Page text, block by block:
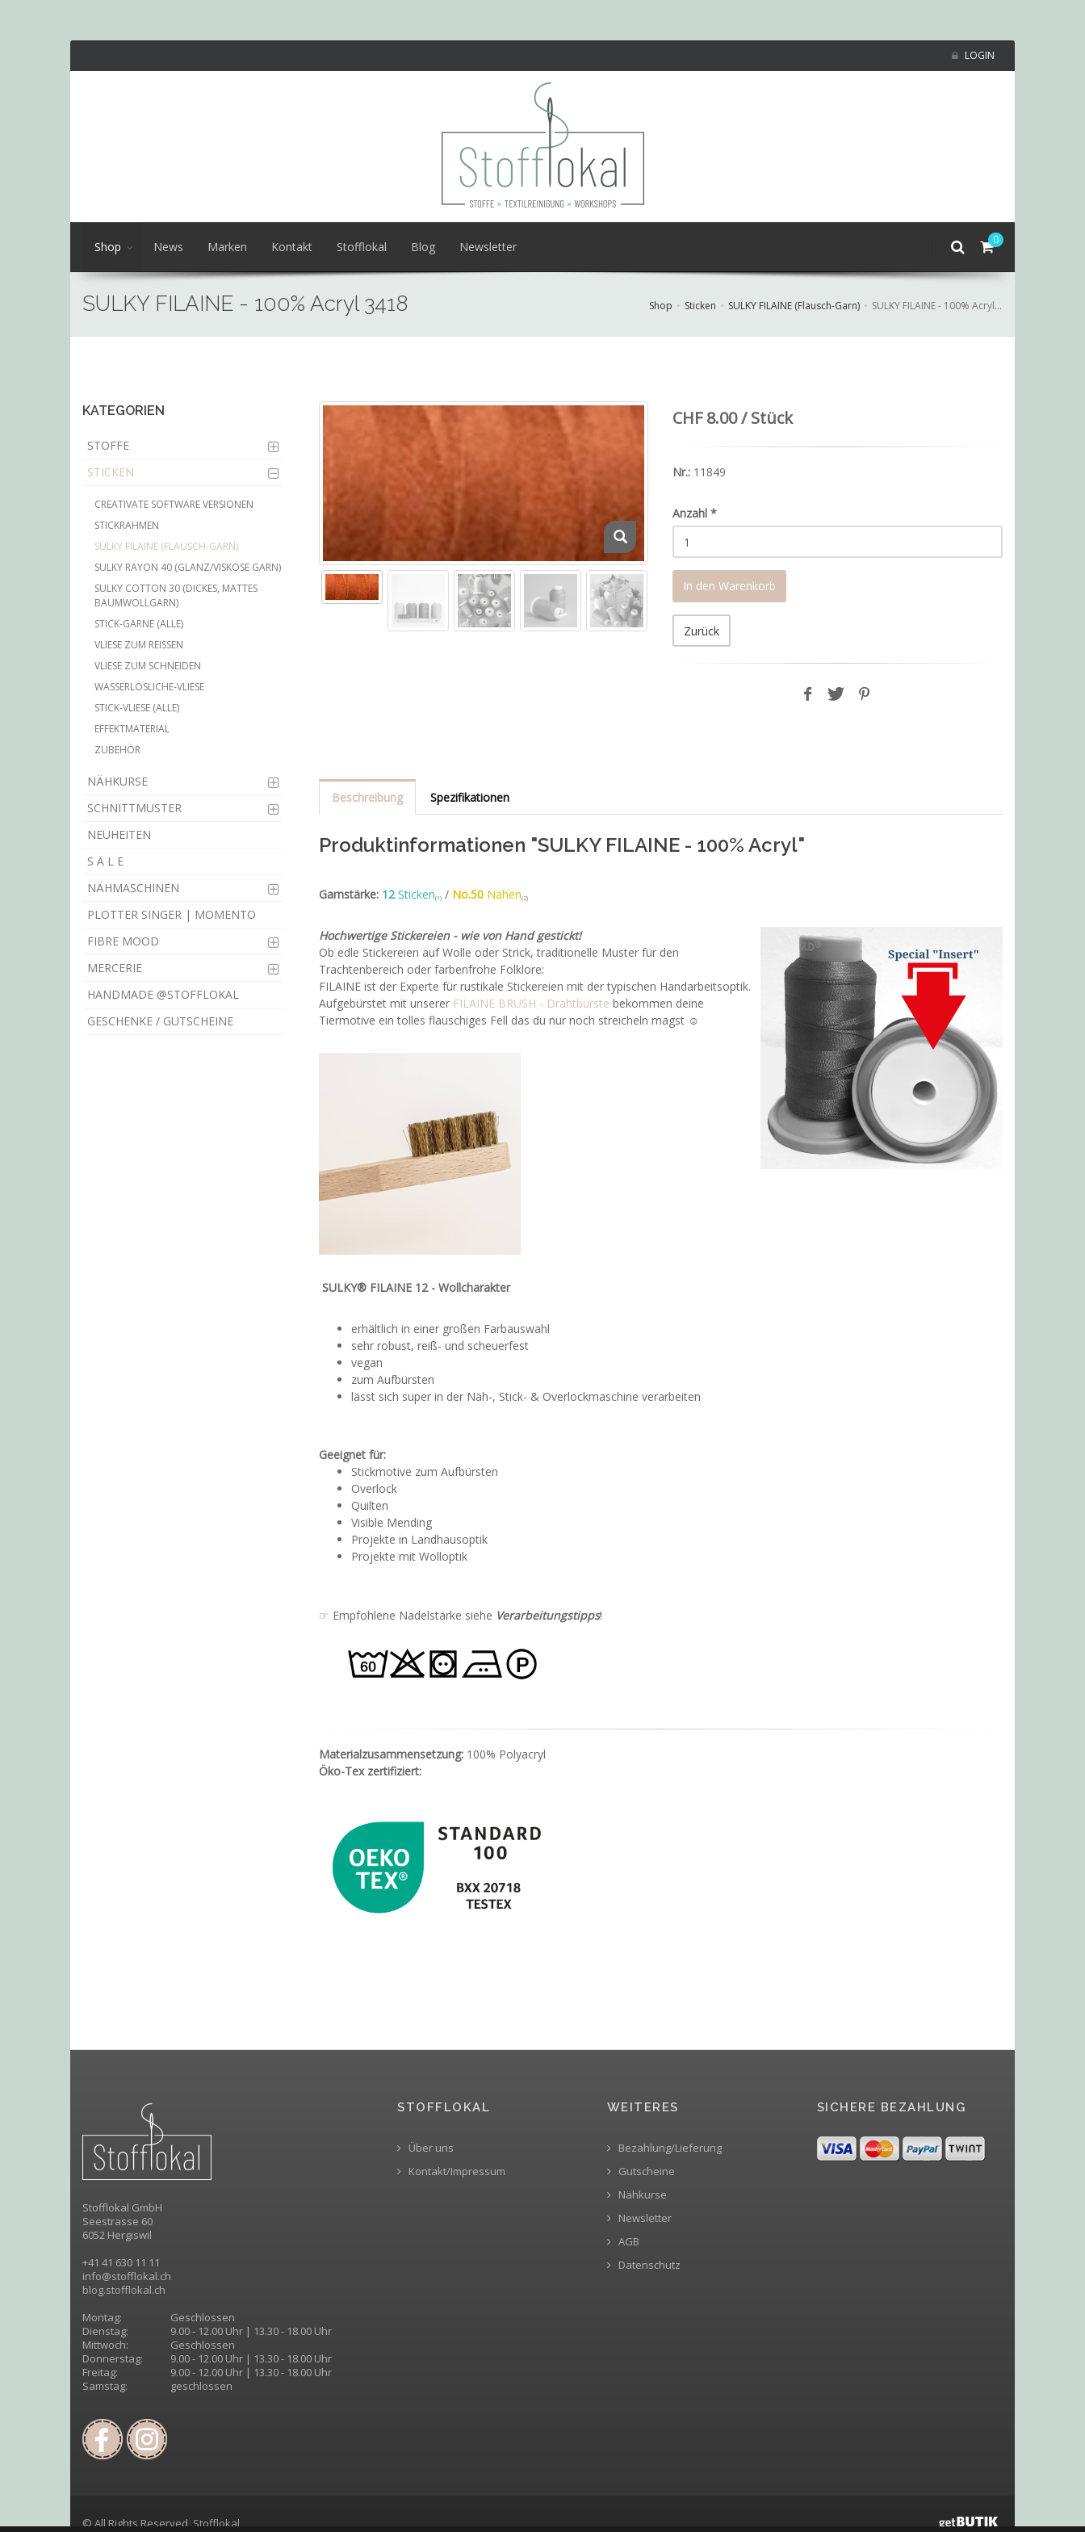
LOGIN
0
Shop News Marken Kontakt Stofflokal Blog Newsletter
SULKY FILAINE - 100% Acryl 3418 Shop Sticken SULKY FILAINE (Flausch-Garn) SULKY FILAINE - 100% Acryl 3418
KATEGORIEN
STOFFE
STICKEN
CREATIVATE SOFTWARE VERSIONEN
STICKRAHMEN
SULKY FILAINE (FLAUSCH-GARN)
SULKY RAYON 40 (GLANZ/VISKOSE GARN)
SULKY COTTON 30 (DICKES, MATTES
BAUMWOLLGARN)
STICK-GARNE (ALLE)
VLIESE ZUM REISSEN
VLIESE ZUM SCHNEIDEN
WASSERLÖSLICHE-VLIESE
STICK-VLIESE (ALLE)
EFFEKTMATERIAL
ZUBEHÖR
NÄHKURSE
SCHNITTMUSTER
NEUHEITEN
S A L E
NÄHMASCHINEN
PLOTTER SINGER | MOMENTO
FIBRE MOOD
MERCERIE
HANDMADE @STOFFLOKAL
GESCHENKE / GUTSCHEINE
CHF 8.00 / Stück
Nr.: 11849
Anzahl *
In den Warenkorb
Zurück
Beschreibung Spezifikationen
Produktinformationen "SULKY FILAINE - 100% Acryl"
Garnstärke: 12 Sticken(1)/ No.50Nähen(2)
Hochwertige Stickereien - wie von Hand gestickt!
Ob edle Stickereien auf Wolle oder Strick, traditionelle Muster für den
Trachtenbereich oder farbenfrohe Folklore:
FILAINE ist der Experte für rustikale Stickereien mit der typischen Handarbeitsoptik.
Aufgebürstet mit unserer FILAINE BRUSH - Drahtbürste bekommen deine
Tiermotive ein tolles flauschiges Fell das du nur noch streicheln magst ☺
SULKY® FILAINE 12 - Wollcharakter
erhältlich in einer großen Farbauswahl
sehr robust, reiß- und scheuerfest
vegan
zum Aufbürsten
lässt sich super in der Näh-, Stick- & Overlockmaschine verarbeiten
Geeignet für:
Stickmotive zum Aufbürsten
Overlock
Quilten
Visible Mending
Projekte in Landhausoptik
Projekte mit Wolloptik
☞ Empfohlene Nadelstärke siehe Verarbeitungstipps!
Materialzusammensetzung: 100% Polyacryl
Öko-Tex zertifiziert:
Stofflokal GmbH
Seestrasse 60
6052 Hergiswil
+41 41 630 11 11
info@stofflokal.ch
blog.stofflokal.ch
Montag:
Geschlossen
Dienstag:
9.00 - 12.00 Uhr | 13.30 - 18.00 Uhr
Mittwoch:
Geschlossen
Donnerstag:
9.00 - 12.00 Uhr | 13.30 - 18.00 Uhr
Freitag:
9.00 - 12.00 Uhr | 13.30 - 18.00 Uhr
Samstag:
geschlossen
STOFFLOKAL
Über uns
Kontakt/Impressum
WEITERES
Bezahlung/Lieferung
Gutscheine
Nähkurse
Newsletter
AGB
Datenschutz
SICHERE BEZAHLUNG
© All Rights Reserved, Stofflokal